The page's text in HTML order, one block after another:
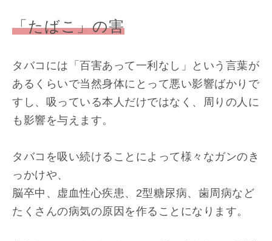
「たばこ」の害
タバコには「百害あって一利なし」という言葉が
あるくらいで当然身体にとって悪い影響ばかりで
すし、吸っている本人だけではなく、周りの人に
も影響を与えます。
タバコを吸い続けることによって様々なガンのき
っかけや、
脳卒中、虚血性心疾患、2型糖尿病、歯周病など
たくさんの病気の原因を作ることになります。